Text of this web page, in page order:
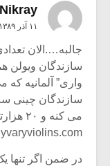
Nikray
۱۱ آذر ۱۳۸۹ در ۶:۲۲ ب٫ظ
جالبه….الان
سازندگان ویولن
واری” آلمانیه
می کنه و ۲۰ هزارتایی گرونتر می فروشه.
در ضمن اگر تنها